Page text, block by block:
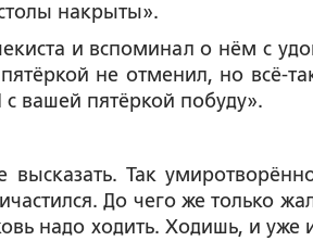
накрыты».
и вспоминал о нём с
не отменил, но всё-
вашей пятёркой побуду».
высказать. Так
До чего же только
надо ходить. Ходишь, и уже